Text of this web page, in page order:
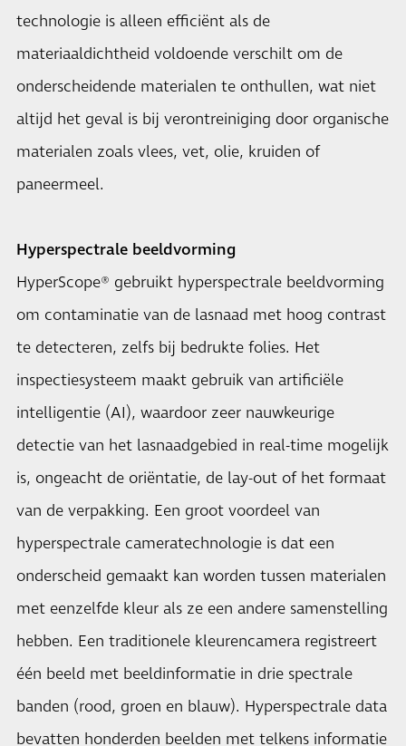
technologie is alleen efficiënt als de
materiaaldichtheid voldoende verschilt om de
onderscheidende materialen te onthullen, wat niet
altijd het geval is bij verontreiniging door organische
materialen zoals vlees, vet, olie, kruiden of
paneermeel.
Hyperspectrale beeldvorming
HyperScope® gebruikt hyperspectrale beeldvorming
om contaminatie van de lasnaad met hoog contrast
te detecteren, zelfs bij bedrukte folies. Het
inspectiesysteem maakt gebruik van artificiële
intelligentie (AI), waardoor zeer nauwkeurige
detectie van het lasnaadgebied in real-time mogelijk
is, ongeacht de oriëntatie, de lay-out of het formaat
van de verpakking. Een groot voordeel van
hyperspectrale cameratechnologie is dat een
onderscheid gemaakt kan worden tussen materialen
met eenzelfde kleur als ze een andere samenstelling
hebben. Een traditionele kleurencamera registreert
één beeld met beeldinformatie in drie spectrale
banden (rood, groen en blauw). Hyperspectrale data
bevatten honderden beelden met telkens informatie